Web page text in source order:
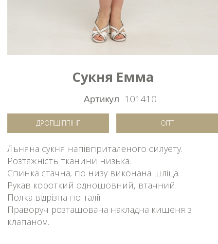
Сукня Емма
Артикул 101410
ДРОПШІППІНГ ОПТ
Льняна сукня напівприталеного силуету.
Розтяжність тканини низька.
Спинка стачна, по низу виконана шліца.
Рукав короткий одношовний, втачний.
Полка відрізна по талії.
Праворуч розташована накладна кишеня з
клапаном.